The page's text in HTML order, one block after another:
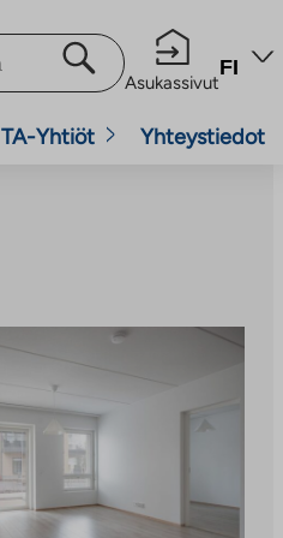
Asukassivut
FI
TA-Yhtiöt Yhteystiedot